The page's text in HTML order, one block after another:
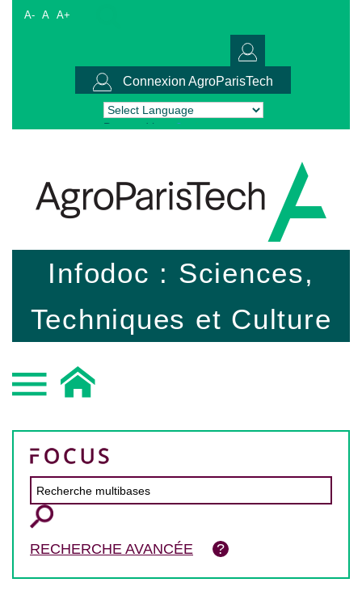
A- A A+
Connexion AgroParisTech
Powered by Translate
Infodoc : Sciences,
Techniques et Culture
RECHERCHE AVANCÉE